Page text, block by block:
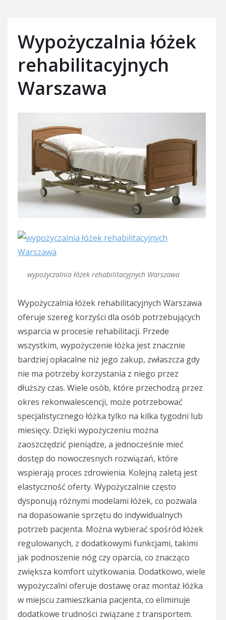
Wypożyczalnia łóżek
rehabilitacyjnych
Warszawa
wypożyczalnia łóżek rehabilitacyjnych Warszawa
Wypożyczalnia łóżek rehabilitacyjnych Warszawa
oferuje szereg korzyści dla osób potrzebujących
wsparcia w procesie rehabilitacji. Przede
wszystkim, wypożyczenie łóżka jest znacznie
bardziej opłacalne niż jego zakup, zwłaszcza gdy
nie ma potrzeby korzystania z niego przez
dłuższy czas. Wiele osób, które przechodzą przez
okres rekonwalescencji, może potrzebować
specjalistycznego łóżka tylko na kilka tygodni lub
miesięcy. Dzięki wypożyczeniu można
zaoszczędzić pieniądze, a jednocześnie mieć
dostęp do nowoczesnych rozwiązań, które
wspierają proces zdrowienia. Kolejną zaletą jest
elastyczność oferty. Wypożyczalnie często
dysponują różnymi modelami łóżek, co pozwala
na dopasowanie sprzętu do indywidualnych
potrzeb pacjenta. Można wybierać spośród łóżek
regulowanych, z dodatkowymi funkcjami, takimi
jak podnoszenie nóg czy oparcia, co znacząco
zwiększa komfort użytkowania. Dodatkowo, wiele
wypożyczalni oferuje dostawę oraz montaż łóżka
w miejscu zamieszkania pacjenta, co eliminuje
dodatkowe trudności związane z transportem.